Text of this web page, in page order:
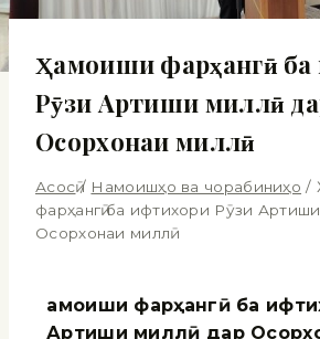
Ҳамоиши фарҳангӣ
Рӯзи Артиши миллӣ
Осорхонаи миллӣ
Асосӣ / Намоишҳо ва чорабиниҳо /
фарҳангӣ ба ифтихори Рӯзи Артиши
Осорхонаи миллӣ
Ҳамоиши фарҳангӣ ба
Артиши миллӣ дар